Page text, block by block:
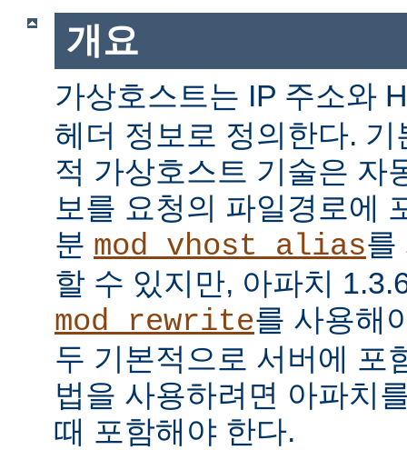
개요
가상호스트는 IP 주소와
헤더 정보로 정의한다.
적 가상호스트 기술은 자
보를 요청의 파일경로에
분 mod_vhost_alias를
할 수 있지만, 아파치
mod_rewrite를 사용해
두 기본적으로 서버에 포
법을 사용하려면 아파치
때 포함해야 한다.